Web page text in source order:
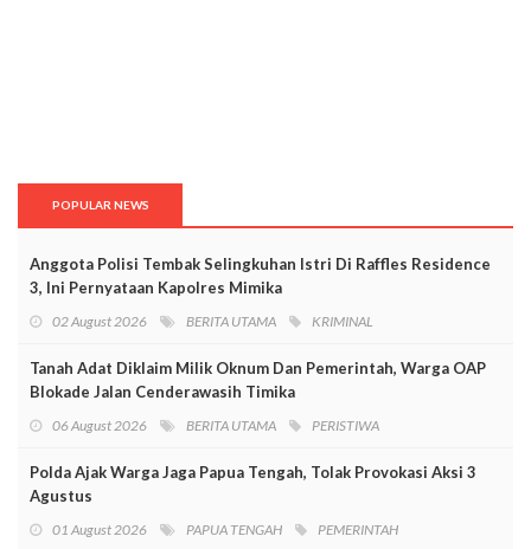
POPULAR NEWS
Anggota Polisi Tembak Selingkuhan Istri Di Raffles Residence
3, Ini Pernyataan Kapolres Mimika
02 August 2026 BERITA UTAMA KRIMINAL
Tanah Adat Diklaim Milik Oknum Dan Pemerintah, Warga OAP
Blokade Jalan Cenderawasih Timika
06 August 2026 BERITA UTAMA PERISTIWA
Polda Ajak Warga Jaga Papua Tengah, Tolak Provokasi Aksi 3
Agustus
01 August 2026 PAPUA TENGAH PEMERINTAH